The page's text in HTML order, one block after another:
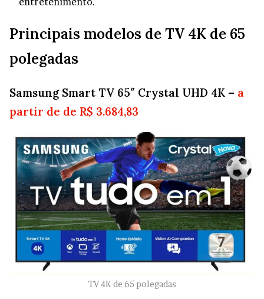
Principais modelos de TV 4K de 65
polegadas
Samsung Smart TV 65″ Crystal UHD 4K – a
partir de de R$ 3.684,83
TV 4K de 65 polegadas